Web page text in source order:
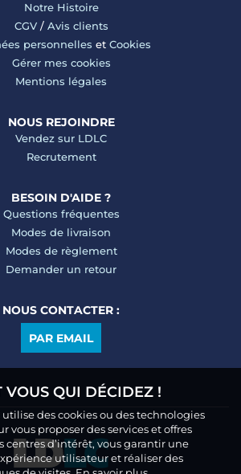
Notre Histoire
CGV/ Avis clients
personnelles et Cookies
Gérer mes cookies
Mentions légales
NOUS REJOINDRE
Vendez sur LDLC
Recrutement
BESOIN D'AIDE ?
Questions fréquentes
Modes de livraison
Modes de règlement
Demander un retour
NOUS CONTACTER :
PAR EMAIL
VOUS QUI DÉCIDEZ !
utilise des cookies ou des technologies
vous proposer des services et offres
centres d’intérêt, vous garantir une
utilisateur et réaliser des